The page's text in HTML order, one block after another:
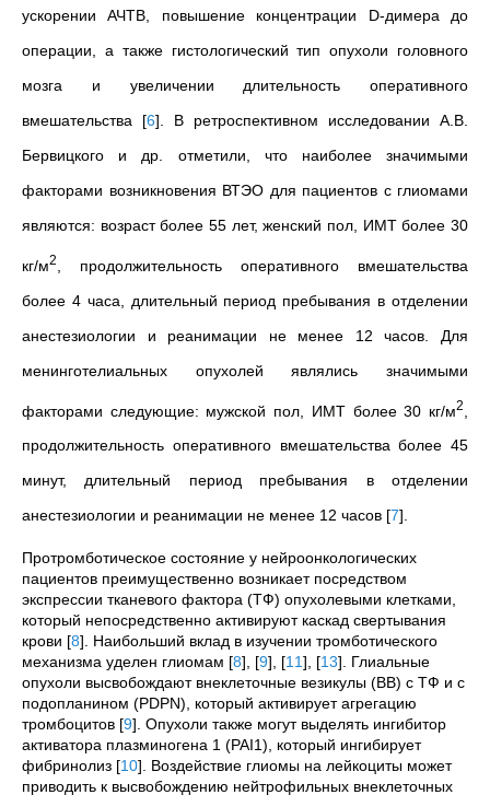
ускорении АЧТВ, повышение концентрации D-димера до
операции, а также гистологический тип опухоли головного
мозга и увеличении длительность оперативного
вмешательства [6] . В ретроспективном исследовании А.В.
Бервицкого и др. отметили, что наиболее значимыми
факторами возникновения ВТЭО для пациентов с глиомами
являются: возраст более 55 лет, женский пол, ИМТ более 30
кг/м2
, продолжительность оперативного вмешательства
более 4 часа, длительный период пребывания в отделении
анестезиологии и реанимации не менее 12 часов. Для
менинготелиальных опухолей являлись значимыми
факторами следующие: мужской пол, ИМТ более 30 кг/м2
продолжительность оперативного вмешательства более 45
минут, длительный период пребывания в отделении
анестезиологии и реанимации не менее 12 часов [7].
Протромботическое состояние у нейроонкологических
пациентов преимущественно возникает посредством
экспрессии тканевого фактора (ТФ) опухолевыми клетками,
который непосредственно активируют каскад свертывания
крови [8]. Наибольший вклад в изучении тромботического
механизма уделен глиомам [8], [9], [11], [13]. Глиальные
опухоли высвобождают внеклеточные везикулы (ВВ) с ТФ и с
подопланином (PDPN), который активирует агрегацию
тромбоцитов [9]. Опухоли также могут выделять ингибитор
активатора плазминогена 1 (PAI1), который ингибирует
фибринолиз [10]. Воздействие глиомы на лейкоциты может
приводить к высвобождению нейтрофильных внеклеточных